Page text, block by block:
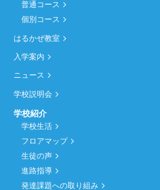
普通コース
個別コース
はるかぜ教室
入学案内
ニュース
学校説明会
学校紹介
学校生活
フロアマップ
生徒の声
進路指導
発達課題への取り組み